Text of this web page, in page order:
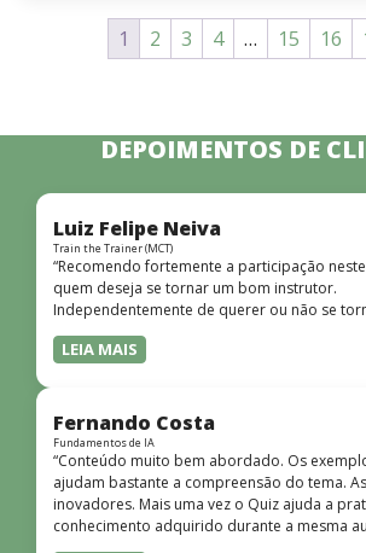
1 2 3 4 … 15 16
DEPOIMENTOS DE
Luiz Felipe Neiva
Train the Trainer (MCT)
“Recomendo fortemente a participação
quem deseja se tornar um bom instrutor.
Independentemente de querer ou não se
LEIA MAIS
Fernando Costa
Fundamentos de IA
“Conteúdo muito bem abordado. Os
ajudam bastante a compreensão do tema.
inovadores. Mais uma vez o Quiz ajuda a
conhecimento adquirido durante a mesma